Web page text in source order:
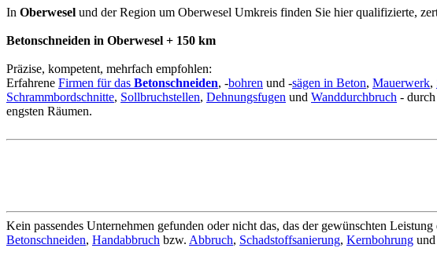
In Oberwesel und der Region um Oberwesel Umkreis finden Sie hier qualifizierte,
Betonschneiden in Oberwesel + 150 km
Präzise, kompetent, mehrfach empfohlen:
Erfahrene Firmen für das Betonschneiden, -bohren und -sägen in Beton, Mauerwerk,
Schrammbordschnitte, Sollbruchstellen, Dehnungsfugen und Wanddurchbruch - durch
engsten Räumen.
Kein passendes Unternehmen gefunden oder nicht das, das der gewünschten
Betonschneiden, Handabbruch bzw. Abbruch, Schadstoffsanierung, Kernbohrung